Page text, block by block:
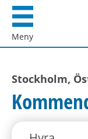
Meny
Stockholm,